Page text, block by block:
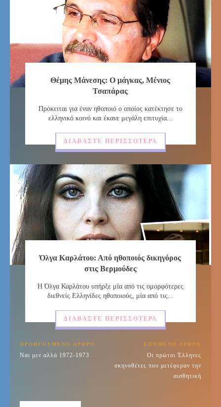
Θέμης Μάνεσης: Ο μάγκας, Μένιος
Τσαπάρας
Πρόκειται για έναν ηθοποιό ο οποίος κατέκτησε το
ελληνικό κοινό και έκανε μεγάλη επιτυχία...
ΔΙΑΒΆΣΤΕ ΠΕΡΙΣΣΌΤΕΡΑ
Όλγα Καρλάτου: Από ηθοποιός δικηγόρος
στις Βερμούδες
Η Όλγα Καρλάτου υπήρξε μία από τις ομορφότερες
διεθνείς Ελληνίδες ηθοποιούς, μία από τις...
ΔΙΑΒΆΣΤΕ ΠΕΡΙΣΣΌΤΕΡΑ
ΠΡΟΗΓΟΎΜΕΝΟ ΆΡΘΡΟ
Ναι μεν αλλά 1972-1973
ΕΠΌΜΕΝΟ ΆΡΘΡΟ
Οι πρώτοι Έλληνες
σκηνοθέτες που μετέφεραν την
αισθητική